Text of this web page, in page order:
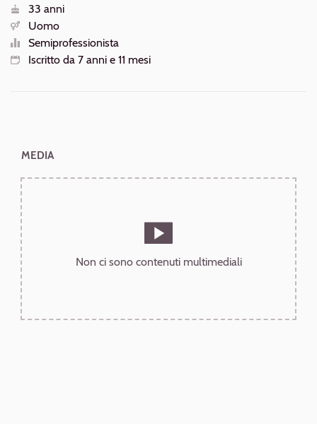
Generi
Età
33 anni
Sesso
Uomo
Livello
Semiprofessionista
Iscritto da 7 anni e 11 mesi
MEDIA
Non ci sono contenuti multimediali